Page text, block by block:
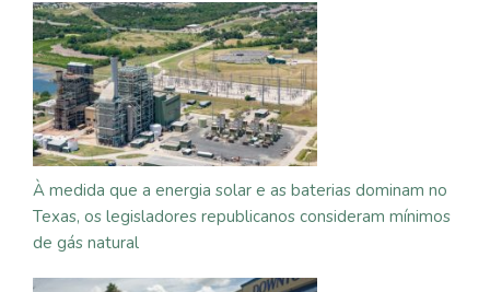
À medida que a energia solar e as baterias dominam no
Texas, os legisladores republicanos consideram mínimos
de gás natural